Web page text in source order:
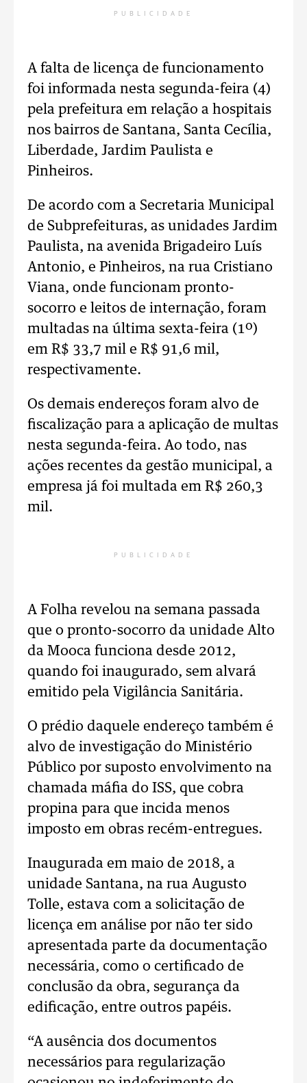
PUBLICIDADE
A falta de licença de funcionamento
foi informada nesta segunda-feira (4)
pela prefeitura em relação a hospitais
nos bairros de Santana, Santa Cecília,
Liberdade, Jardim Paulista e
Pinheiros.
De acordo com a Secretaria Municipal
de Subprefeituras, as unidades Jardim
Paulista, na avenida Brigadeiro Luís
Antonio, e Pinheiros, na rua Cristiano
Viana, onde funcionam pronto-
socorro e leitos de internação, foram
multadas na última sexta-feira (1º)
em R$ 33,7 mil e R$ 91,6 mil,
respectivamente.
Os demais endereços foram alvo de
fiscalização para a aplicação de multas
nesta segunda-feira. Ao todo, nas
ações recentes da gestão municipal, a
empresa já foi multada em R$ 260,3
mil.
PUBLICIDADE
A Folha revelou na semana passada
que o pronto-socorro da unidade Alto
da Mooca funciona desde 2012,
quando foi inaugurado, sem alvará
emitido pela Vigilância Sanitária.
O prédio daquele endereço também é
alvo de investigação do Ministério
Público por suposto envolvimento na
chamada máfia do ISS, que cobra
propina para que incida menos
imposto em obras recém-entregues.
Inaugurada em maio de 2018, a
unidade Santana, na rua Augusto
Tolle, estava com a solicitação de
licença em análise por não ter sido
apresentada parte da documentação
necessária, como o certificado de
conclusão da obra, segurança da
edificação, entre outros papéis.
“A ausência dos documentos
necessários para regularização